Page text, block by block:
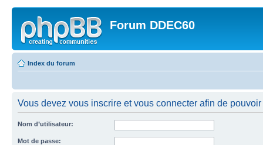
Forum DDEC60
Index du forum
Vous devez vous inscrire et vous connecter afin de
Nom d’utilisateur:
Mot de passe: